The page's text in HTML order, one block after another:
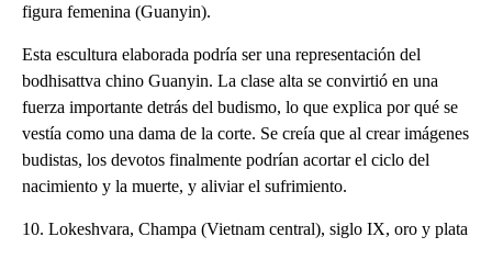
figura femenina (Guanyin).
Esta escultura elaborada podría ser una representación del
bodhisattva chino Guanyin. La clase alta se convirtió en una
fuerza importante detrás del budismo, lo que explica por qué se
vestía como una dama de la corte. Se creía que al crear imágenes
budistas, los devotos finalmente podrían acortar el ciclo del
nacimiento y la muerte, y aliviar el sufrimiento.
10. Lokeshvara, Champa (Vietnam central), siglo IX, oro y plata